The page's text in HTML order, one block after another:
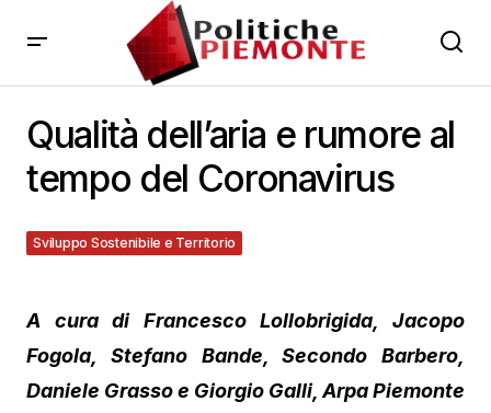
Qualità dell’aria e rumore al
tempo del Coronavirus
Sviluppo Sostenibile e Territorio
A cura di Francesco Lollobrigida, Jacopo
Fogola, Stefano Bande, Secondo Barbero,
Daniele Grasso e Giorgio Galli, Arpa Piemonte